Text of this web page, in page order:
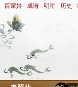
百家姓 成语 明星 历史